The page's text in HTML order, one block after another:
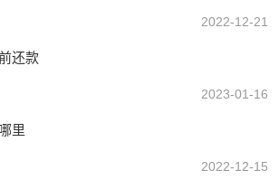
2022-12-21
还款
2023-01-16
里
2022-12-15